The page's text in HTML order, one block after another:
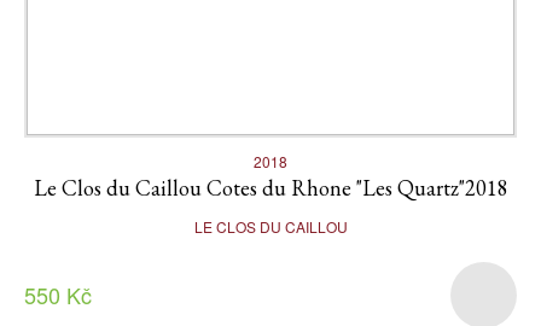
2018
Le Clos du Caillou Cotes du Rhone "Les Quartz"2018
LE CLOS DU CAILLOU
550 Kč